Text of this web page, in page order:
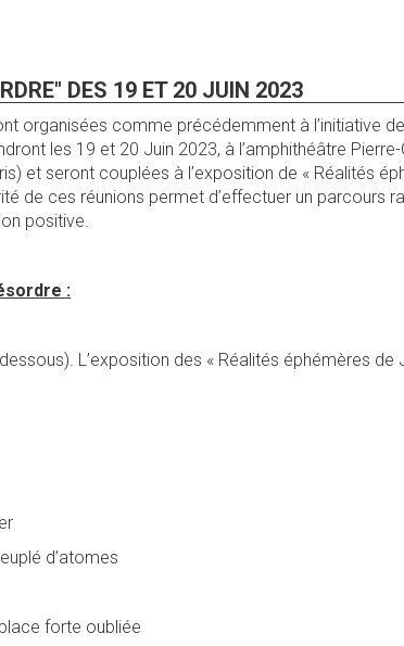
DES 19 ET 20 JUIN 2023
organisées comme précédemment à l’initiative de
les 19 et 20 Juin 2023, à l’amphithéâtre
et seront couplées à l’exposition de « Réalités
de ces réunions permet d’effectuer un parcours
positive.
:
L’exposition des « Réalités éphémères de
d’atomes
forte oubliée